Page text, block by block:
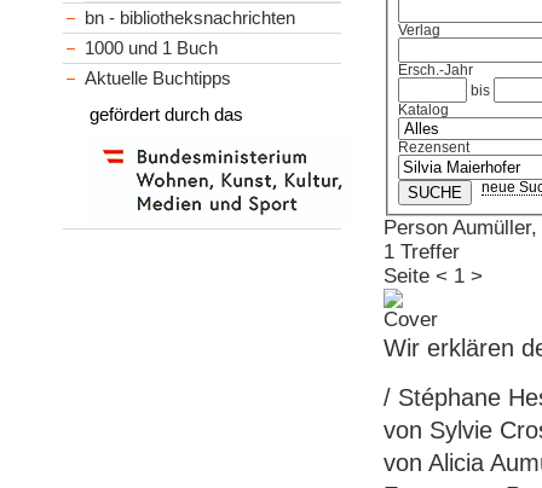
Verlag
Ersch.-Jahr
bis
Katalog
Rezensent
neue
Person
1 Treffer
Seite < 1 >
Wir erklären
/ Stéphane
von Sylvie
von Alicia
bn - bibliotheksnachrichten
1000 und 1 Buch
Aktuelle Buchtipps
gefördert durch das